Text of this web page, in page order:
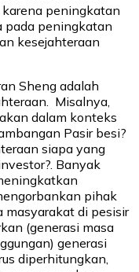
peningkatan
pada peningkatan
kesejahteraan
Sheng adalah
Misalnya,
dalam konteks
Pasir besi?
siapa yang
Banyak
pihak
masyarakat di pesisir
(generasi masa
generasi
diperhitungkan,